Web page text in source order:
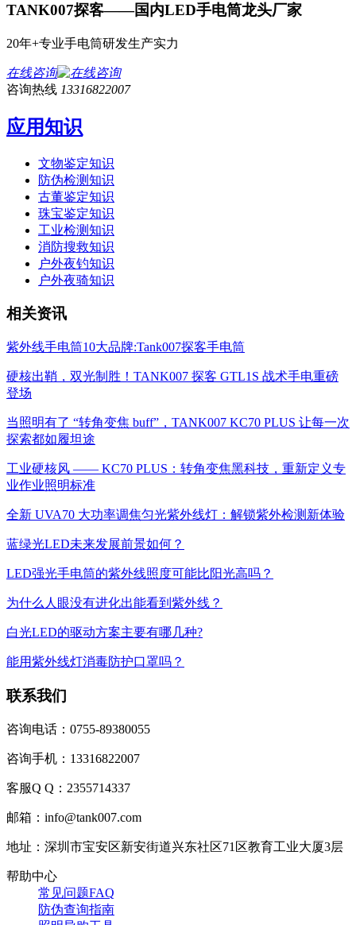
TANK007探客——国内LED手电筒龙头厂家
20年+专业手电筒研发生产实力
在线咨询
咨询热线 13316822007
应用知识
文物鉴定知识
防伪检测知识
古董鉴定知识
珠宝鉴定知识
工业检测知识
消防搜救知识
户外夜钓知识
户外夜骑知识
相关资讯
紫外线手电筒10大品牌:Tank007探客手电筒
硬核出鞘，双光制胜！TANK007 探客 GTL1S 战术手电重磅
登场
当照明有了 “转角变焦 buff”，TANK007 KC70 PLUS 让每一次
探索都如履坦途
工业硬核风 —— KC70 PLUS：转角变焦黑科技，重新定义专
业作业照明标准
全新 UVA70 大功率调焦匀光紫外线灯：解锁紫外检测新体验
蓝绿光LED未来发展前景如何？
LED强光手电筒的紫外线照度可能比阳光高吗？
为什么人眼没有进化出能看到紫外线？
白光LED的驱动方案主要有哪几种?
能用紫外线灯消毒防护口罩吗？
联系我们
咨询电话：0755-89380055
咨询手机：13316822007
客服Q Q：2355714337
邮箱：info@tank007.com
地址：深圳市宝安区新安街道兴东社区71区教育工业大厦3层
帮助中心
常见问题FAQ
防伪查询指南